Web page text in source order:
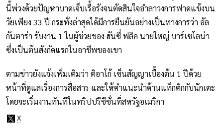
นี้พ่วงด้วยปัญหาบาดเจ็บเรื้อรังจนตัดสินใจอำลาวงการฟาดแข้งบน
วัยเพียง 33 ปี กระทั่งล่าสุดได้มีการยืนยันอย่างเป็นทางการว่า อัล
กันตาร่า รับงาน 1 ในผู้ช่วยของ ฮันซี่ ฟลิค นายใหญ่ บาร์เซโลน่า
ซึ่งเป็นต้นสังกัดแรกในอาชีพของเขา
ตามข่าวยังแจ้งเพิ่มเติมว่า ติอาโก้ เซ็นสัญญาเบื้องต้น 1 ปีด้วย
หน้าที่ดูแลเรื่องการสื่อสาร และให้คำแนะนำด้านแท็กติกกับนักเตะ
โดยจะเริ่มงานทันทีในทริปปรีซีซั่นที่สหรัฐอเมริกา